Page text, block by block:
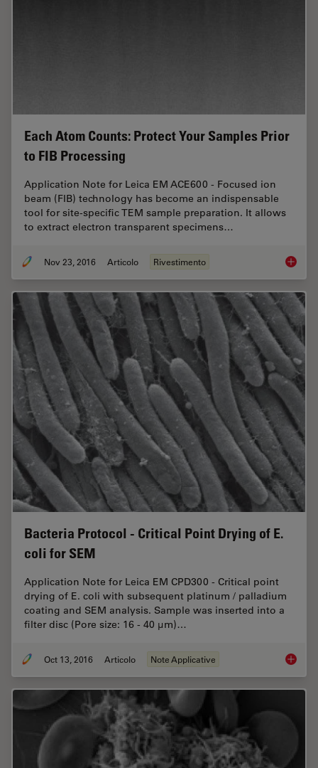
Each Atom Counts: Protect Your Samples Prior
to FIB Processing
Application Note for Leica EM ACE600 - Focused ion
beam (FIB) technology has become an indispensable
tool for site-specific TEM sample preparation. It allows
to extract electron transparent specimens…
Nov 23, 2016 Articolo Rivestimento Each
Bacteria Protocol - Critical Point Drying of E.
coli for SEM
Application Note for Leica EM CPD300 - Critical point
drying of E. coli with subsequent platinum / palladium
coating and SEM analysis. Sample was inserted into a
filter disc (Pore size: 16 - 40 μm)…
Oct 13, 2016 Articolo Note Applicative